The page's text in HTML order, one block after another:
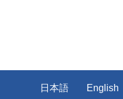
日本語 English